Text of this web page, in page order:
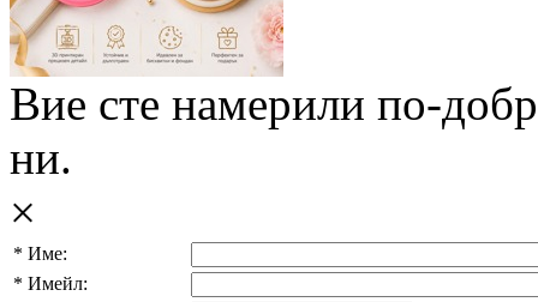
Вие сте намерили по-
ни.
×
* Име:
* Имейл: